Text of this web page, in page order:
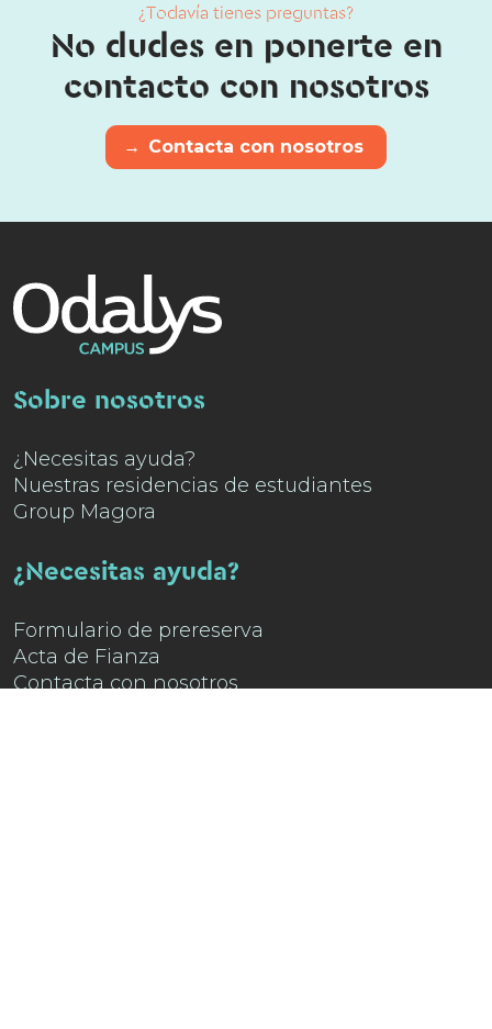
¿Todavía tienes preguntas?
No dudes en ponerte en
contacto con nosotros
→ Contacta con nosotros
Sobre nosotros
¿Necesitas ayuda?
Nuestras residencias de estudiantes
Group Magora
¿Necesitas ayuda?
Formulario de prereserva
Acta de Fianza
Contacta con nosotros